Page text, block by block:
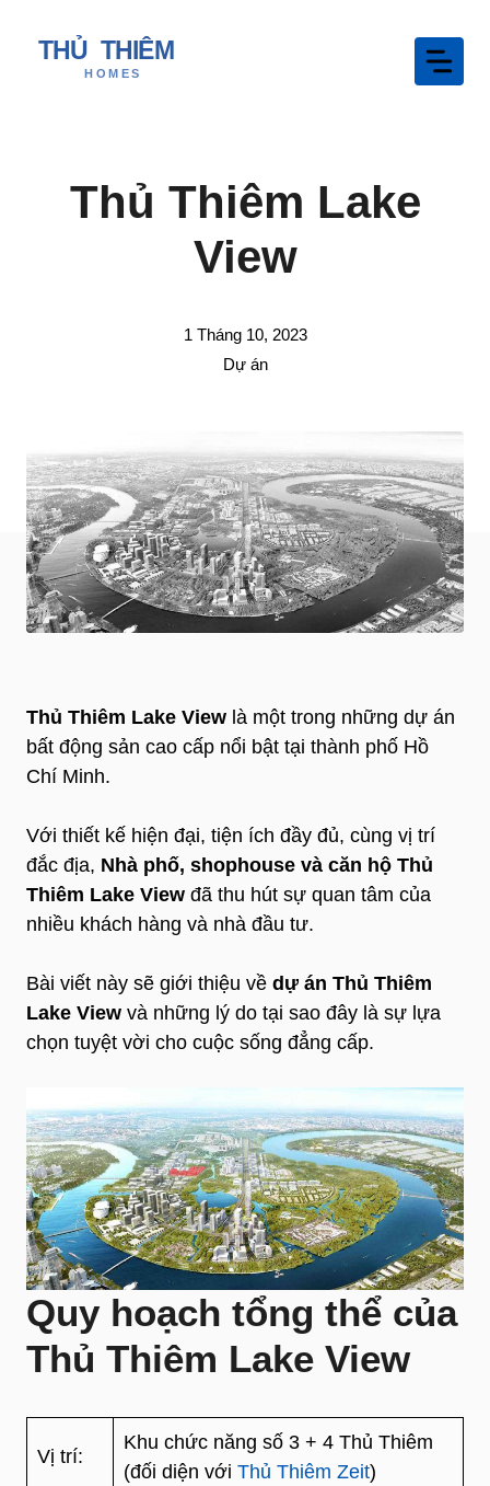
Thủ Thiêm Lake
View
1 Tháng 10, 2023
Dự án
Thủ Thiêm Lake View là một trong những dự án
bất động sản cao cấp nổi bật tại thành phố Hồ
Chí Minh.
Với thiết kế hiện đại, tiện ích đầy đủ, cùng vị trí
đắc địa, Nhà phố, shophouse và căn hộ Thủ
Thiêm Lake View đã thu hút sự quan tâm của
nhiều khách hàng và nhà đầu tư.
Bài viết này sẽ giới thiệu về dự án Thủ Thiêm
Lake View và những lý do tại sao đây là sự lựa
chọn tuyệt vời cho cuộc sống đẳng cấp.
Quy hoạch tổng thể của
Thủ Thiêm Lake View
Vị trí:
Khu chức năng số 3 + 4 Thủ Thiêm
(đối diện với Thủ Thiêm Zeit)